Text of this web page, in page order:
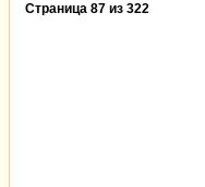
Страница 87 из 322